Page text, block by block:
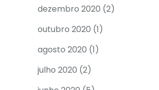
dezembro 2020 (2)
outubro 2020 (1)
agosto 2020 (1)
julho 2020 (2)